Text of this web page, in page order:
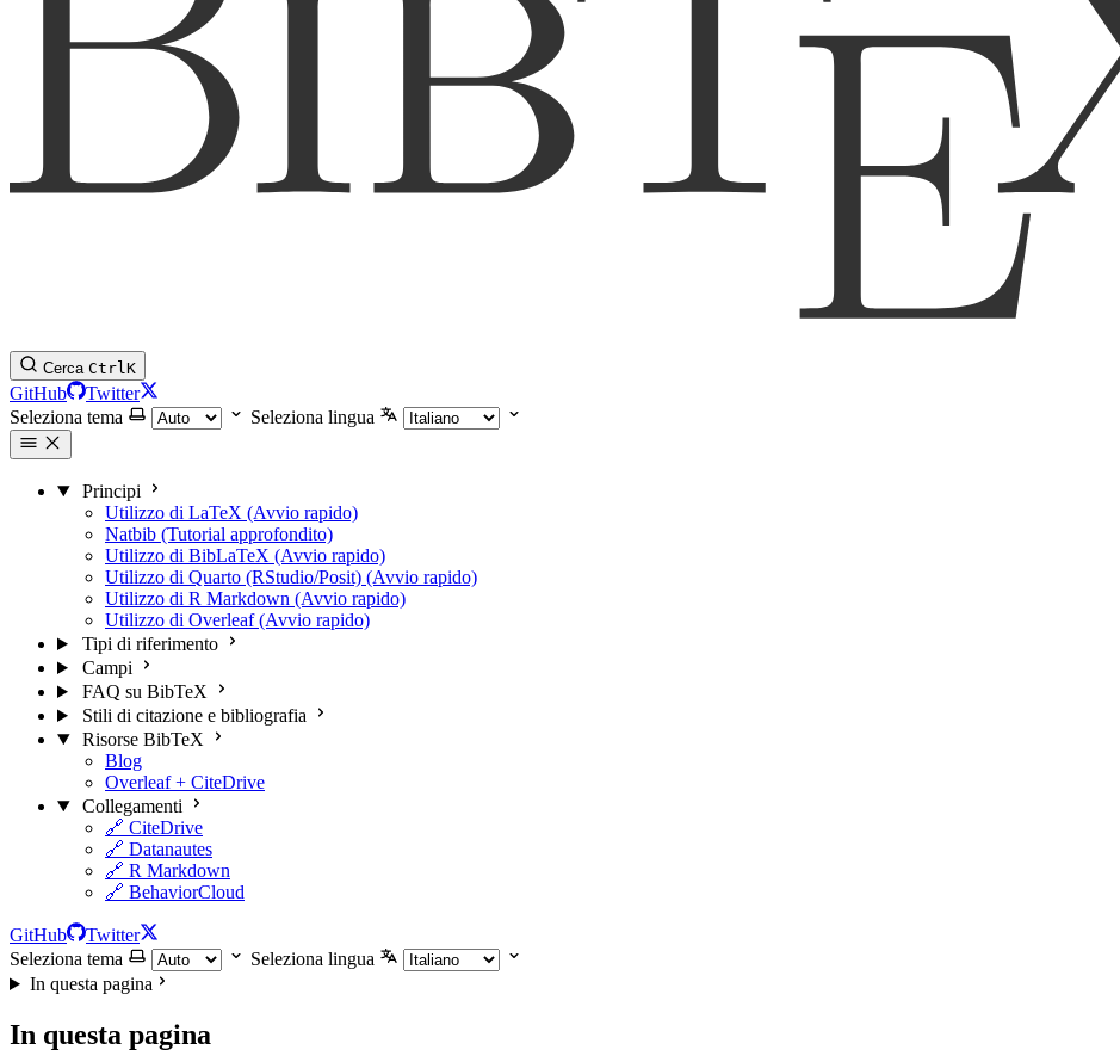
Cerca CtrlK
GitHub
Twitter
Seleziona tema
Seleziona lingua
Principi
Utilizzo di LaTeX (Avvio rapido)
Natbib (Tutorial approfondito)
Utilizzo di BibLaTeX (Avvio rapido)
Utilizzo di Quarto (RStudio/Posit) (Avvio rapido)
Utilizzo di R Markdown (Avvio rapido)
Utilizzo di Overleaf (Avvio rapido)
Tipi di riferimento
Campi
FAQ su BibTeX
Stili di citazione e bibliografia
Risorse BibTeX
Blog
Overleaf + CiteDrive
Collegamenti
🔗 CiteDrive
🔗 Datanautes
🔗 R Markdown
🔗 BehaviorCloud
GitHub
Twitter
Seleziona tema
Seleziona lingua
In questa pagina
In questa pagina